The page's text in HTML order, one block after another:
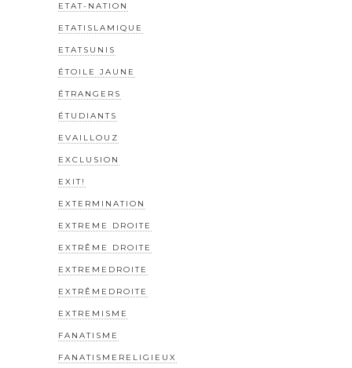
ETAT-NATION
ETATISLAMIQUE
ETATSUNIS
ÉTOILE JAUNE
ÉTRANGERS
ÉTUDIANTS
EVAILLOUZ
EXCLUSION
EXIT!
EXTERMINATION
EXTREME DROITE
EXTRÊME DROITE
EXTREMEDROITE
EXTRÊMEDROITE
EXTREMISME
FANATISME
FANATISMERELIGIEUX